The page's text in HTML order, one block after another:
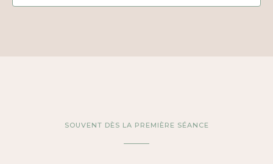
SOUVENT DÈS LA PREMIÈRE SÉANCE